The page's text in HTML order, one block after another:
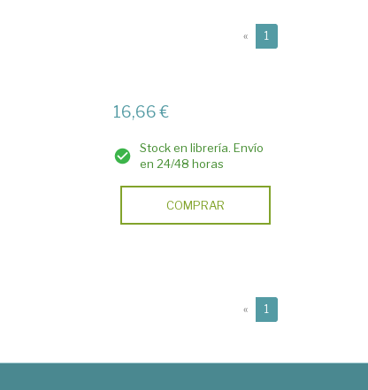
« 1
16,66 €
Stock en librería. Envío
en 24/48 horas
COMPRAR
« 1